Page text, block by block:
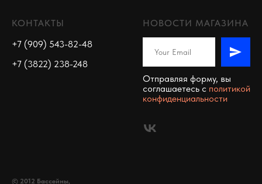
КОНТАКТЫ
+7 (909) 543-82-48
+7 (3822) 238-248
НОВОСТИ МАГАЗИНА
Отправляя форму, вы
соглашаетесь c политикой
конфиденциальности
© 2012 Бассейны,